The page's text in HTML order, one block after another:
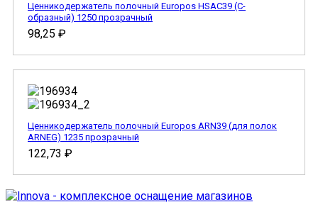
Ценникодержатель полочный Europos HSAC39 (С-
образный) 1250 прозрачный
98,25 ₽
Ценникодержатель полочный Europos ARN39 (для полок
ARNEG) 1235 прозрачный
122,73 ₽